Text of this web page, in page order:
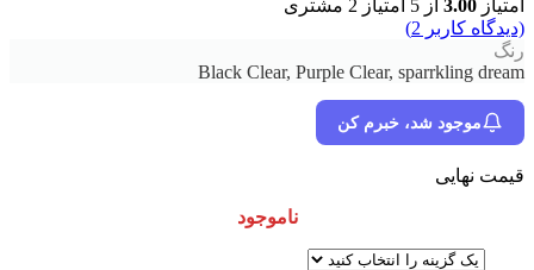
امتیاز 3.00 از 5 امتیاز 2 مشتری
(دیدگاه کاربر 2
)
رنگ
Black Clear, Purple Clear, sparrkling dream
موجود شد، خبرم کن
قیمت نهایی
ناموجود